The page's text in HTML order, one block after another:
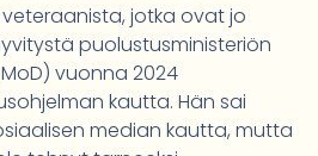
veteraanista, jotka ovat jo
puolustusministeriön
vuonna 2024
kautta. Hän sai
median kautta, mutta